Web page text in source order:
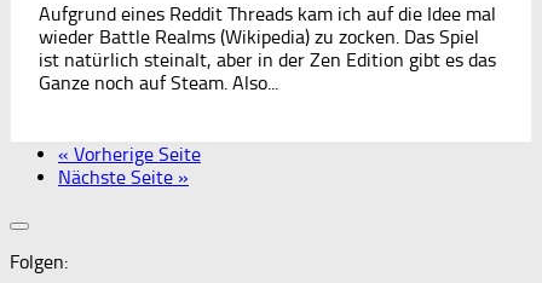
Aufgrund eines Reddit Threads kam ich auf die Idee mal
wieder Battle Realms (Wikipedia) zu zocken. Das Spiel
ist natürlich steinalt, aber in der Zen Edition gibt es das
Ganze noch auf Steam. Also...
« Vorherige Seite
Nächste Seite »
Folgen: